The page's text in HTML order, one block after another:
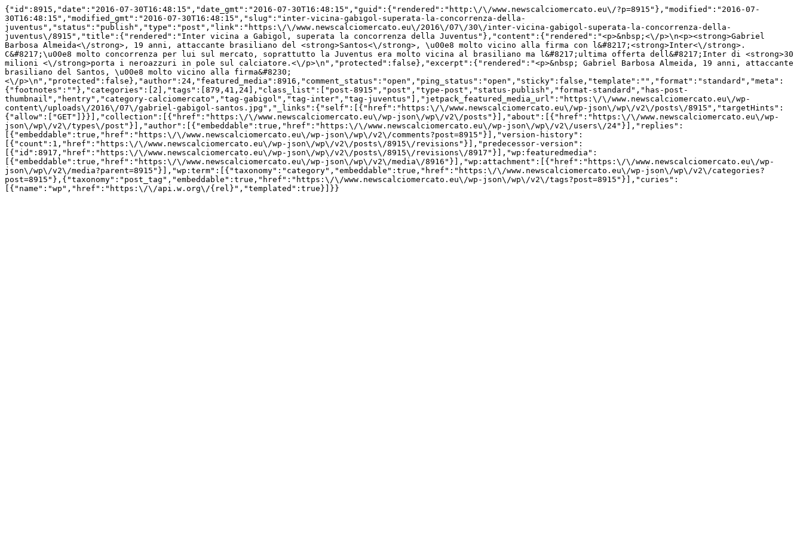
{"id":8915,"date":"2016-07-30T16:48:15","date_gmt":"2016-07-30T16:48:15","guid":{"rendered":"http:\/\/www.newscalciomercato.eu\/?p=8915"},"modified":"2016-07-
30T16:48:15","modified_gmt":"2016-07-30T16:48:15","slug":"inter-vicina-gabigol-superata-la-concorrenza-della-
juventus","status":"publish","type":"post","link":"https:\/\/www.newscalciomercato.eu\/2016\/07\/30\/inter-vicina-gabigol-superata-la-concorrenza-della-
juventus\/8915","title":{"rendered":"Inter vicina a Gabigol, superata la concorrenza della Juventus"},"content":{"rendered":"<p>&nbsp;<\/p>\n<p><strong>Gabriel
Barbosa Almeida<\/strong>, 19 anni, attaccante brasiliano del <strong>Santos<\/strong>, \u00e8 molto vicino alla firma con l&#8217;<strong>Inter<\/strong>.
C&#8217;\u00e8 molto concorrenza per lui sul mercato, soprattutto la Juventus era molto vicina al brasiliano ma l&#8217;ultima offerta dell&#8217;Inter di <strong>30
milioni <\/strong>porta i neroazzuri in pole sul calciatore.<\/p>\n","protected":false},"excerpt":{"rendered":"<p>&nbsp; Gabriel Barbosa Almeida, 19 anni, attaccante
brasiliano del Santos, \u00e8 molto vicino alla firma&#8230;
<\/p>\n","protected":false},"author":24,"featured_media":8916,"comment_status":"open","ping_status":"open","sticky":false,"template":"","format":"standard","meta":
{"footnotes":""},"categories":[2],"tags":[879,41,24],"class_list":["post-8915","post","type-post","status-publish","format-standard","has-post-
thumbnail","hentry","category-calciomercato","tag-gabigol","tag-inter","tag-juventus"],"jetpack_featured_media_url":"https:\/\/www.newscalciomercato.eu\/wp-
content\/uploads\/2016\/07\/gabriel-gabigol-santos.jpg","_links":{"self":[{"href":"https:\/\/www.newscalciomercato.eu\/wp-json\/wp\/v2\/posts\/8915","targetHints":
{"allow":["GET"]}}],"collection":[{"href":"https:\/\/www.newscalciomercato.eu\/wp-json\/wp\/v2\/posts"}],"about":[{"href":"https:\/\/www.newscalciomercato.eu\/wp-
json\/wp\/v2\/types\/post"}],"author":[{"embeddable":true,"href":"https:\/\/www.newscalciomercato.eu\/wp-json\/wp\/v2\/users\/24"}],"replies":
[{"embeddable":true,"href":"https:\/\/www.newscalciomercato.eu\/wp-json\/wp\/v2\/comments?post=8915"}],"version-history":
[{"count":1,"href":"https:\/\/www.newscalciomercato.eu\/wp-json\/wp\/v2\/posts\/8915\/revisions"}],"predecessor-version":
[{"id":8917,"href":"https:\/\/www.newscalciomercato.eu\/wp-json\/wp\/v2\/posts\/8915\/revisions\/8917"}],"wp:featuredmedia":
[{"embeddable":true,"href":"https:\/\/www.newscalciomercato.eu\/wp-json\/wp\/v2\/media\/8916"}],"wp:attachment":[{"href":"https:\/\/www.newscalciomercato.eu\/wp-
json\/wp\/v2\/media?parent=8915"}],"wp:term":[{"taxonomy":"category","embeddable":true,"href":"https:\/\/www.newscalciomercato.eu\/wp-json\/wp\/v2\/categories?
post=8915"},{"taxonomy":"post_tag","embeddable":true,"href":"https:\/\/www.newscalciomercato.eu\/wp-json\/wp\/v2\/tags?post=8915"}],"curies":
[{"name":"wp","href":"https:\/\/api.w.org\/{rel}","templated":true}]}}